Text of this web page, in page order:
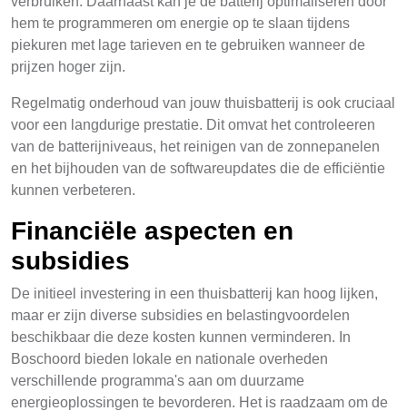
hem te programmeren om energie op te slaan tijdens
piekuren met lage tarieven en te gebruiken wanneer de
prijzen hoger zijn.
Regelmatig onderhoud van jouw thuisbatterij is ook cruciaal
voor een langdurige prestatie. Dit omvat het controleeren
van de batterijniveaus, het reinigen van de zonnepanelen
en het bijhouden van de softwareupdates die de efficiëntie
kunnen verbeteren.
Financiële aspecten en
subsidies
De initieel investering in een thuisbatterij kan hoog lijken,
maar er zijn diverse subsidies en belastingvoordelen
beschikbaar die deze kosten kunnen verminderen. In
Boschoord bieden lokale en nationale overheden
verschillende programma's aan om duurzame
energieoplossingen te bevorderen. Het is raadzaam om de